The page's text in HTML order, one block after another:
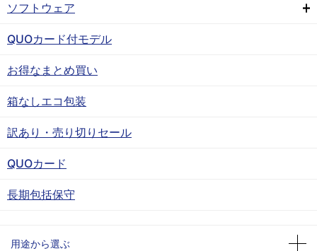
ソフトウェア
QUOカード付モデル
お得なまとめ買い
箱なしエコ包装
訳あり・売り切りセール
QUOカード
長期包括保守
用途から選ぶ